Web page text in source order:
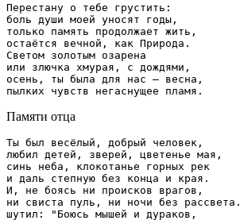
Перестану о тебе грустить:
боль души моей уносят годы,
только память продолжает жить,
остаётся вечной, как Природа.
Светом золотым озарена
или злючка хмурая, с дождями,
осень, ты была для нас – весна,
Памяти отца
Ты был весёлый, добрый человек,
любил детей, зверей, цветенье мая,
синь неба, клокотанье горных рек
и даль степную без конца и края.
И, не боясь ни происков врагов,
ни свиста пуль, ни ночи без рассвета.
шутил: "Боюсь мышей и дураков,